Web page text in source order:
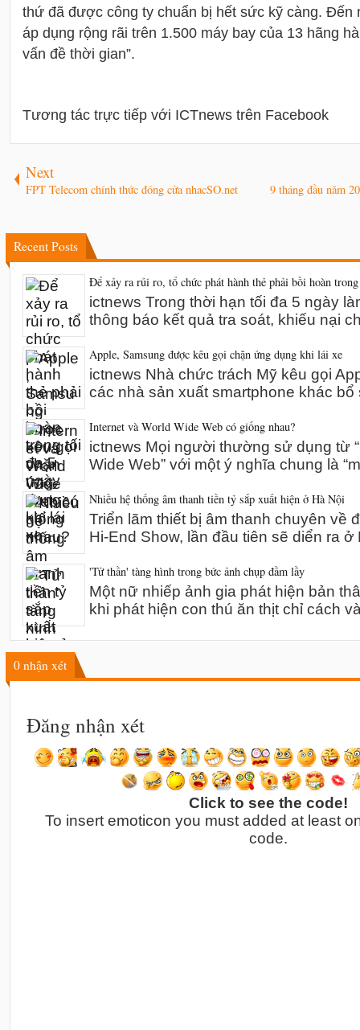
thứ đã được công ty chuẩn bị hết sức kỹ càng. Đến
áp dụng rộng rãi trên 1.500 máy bay của 13 hãng
vấn đề thời gian”.
Tương tác trực tiếp với ICTnews trên Facebook
Next
FPT Telecom chính thức đóng cửa nhacSO.net 9 tháng đầu năm
Recent Posts
Để xảy ra rủi ro, tổ chức phát hành thẻ phải bồi hoàn
ictnews Trong thời hạn tối đa 5 ngày
thông báo kết quả tra soát, khiếu nại
Apple, Samsung được kêu gọi chặn ứng dụng khi lái xe
ictnews Nhà chức trách Mỹ kêu gọi
các nhà sản xuất smartphone khác bổ
Internet và World Wide Web có giống nhau?
ictnews Mọi người thường sử dụng từ
Wide Web” với một ý nghĩa chung là
Nhiều hệ thống âm thanh tiền tỷ sắp xuất hiện ở Hà Nội
Triển lãm thiết bị âm thanh chuyên về
Hi-End Show, lần đầu tiên sẽ diển ra
'Tử thần' tàng hình trong bức ảnh chụp đầm lầy
Một nữ nhiếp ảnh gia phát hiện bản
khi phát hiện con thú ăn thịt chỉ cách
0 nhận xét
Đăng nhận xét
Click to see the code!
To insert emoticon you must added at least
code.